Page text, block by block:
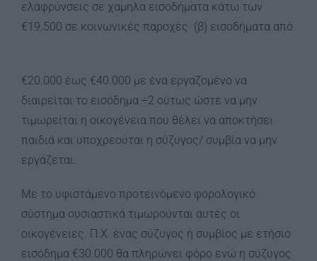
ελαφρύνσεις σε χαμηλα εισοδήματα κάτω των
€19.500 σε κοινωνικές παροχές (β) εισοδήματα από
€20.000 έως €40.000 με ένα εργαζομένο να
διαιρείται το εισόδημα ÷2 ούτως ώστε να μην
τιμωρείται η οικογένεια που θέλει να αποκτήσει
παιδιά και υποχρεούται η σύζυγος/ συμβία να μην
εργάζεται.
Με το υφιστάμενο προτεινόμενο φορολογικό
σύστημα ουσιαστικά τιμωρούνται αυτές οι
οικογένειες. Π.Χ. ένας σύζυγος ή συμβίος με ετήσιο
εισόδημα €30.000 θα πληρώνει φόρο ενώ η σύζυγος